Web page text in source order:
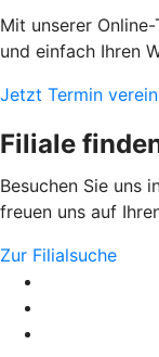
Mit unserer
und einfach Ihren
Jetzt Termin
Filiale
Besuchen Sie uns
freuen uns auf
Zur Filialsuche